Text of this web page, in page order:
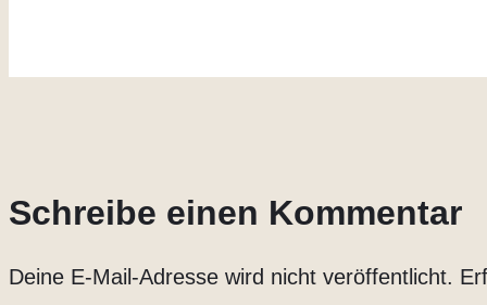
Schreibe einen Kommentar
Deine E-Mail-Adresse wird nicht veröffentlicht.